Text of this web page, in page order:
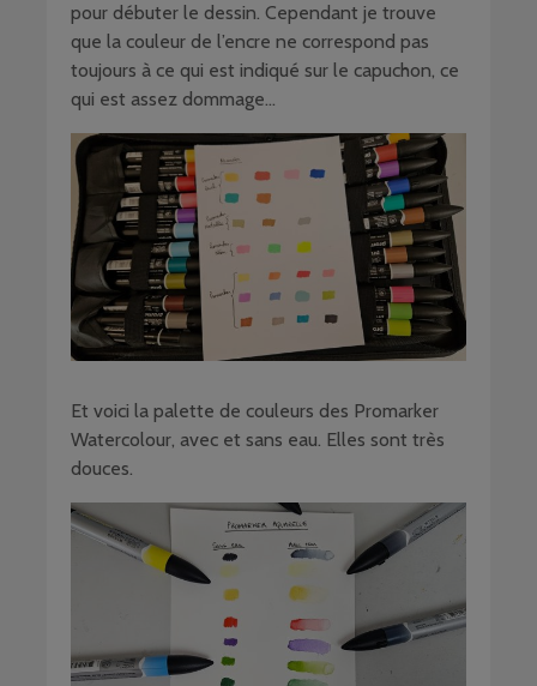
pour débuter le dessin. Cependant je trouve
que la couleur de l’encre ne correspond pas
toujours à ce qui est indiqué sur le capuchon, ce
qui est assez dommage…
Et voici la palette de couleurs des Promarker
Watercolour, avec et sans eau. Elles sont très
douces.